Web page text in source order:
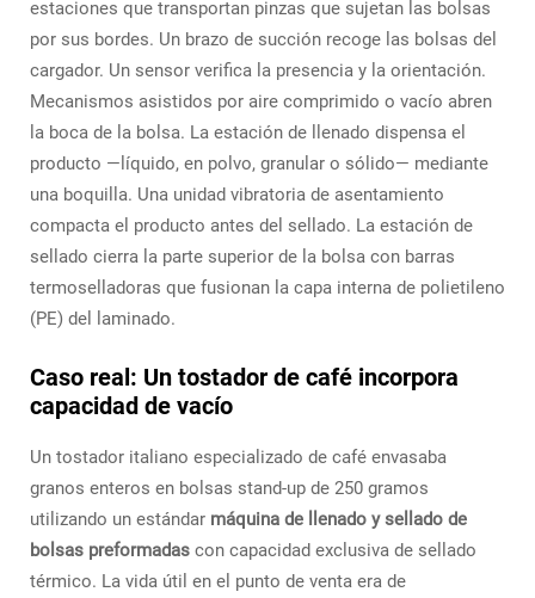
estaciones que transportan pinzas que sujetan las bolsas
por sus bordes. Un brazo de succión recoge las bolsas del
cargador. Un sensor verifica la presencia y la orientación.
Mecanismos asistidos por aire comprimido o vacío abren
la boca de la bolsa. La estación de llenado dispensa el
producto —líquido, en polvo, granular o sólido— mediante
una boquilla. Una unidad vibratoria de asentamiento
compacta el producto antes del sellado. La estación de
sellado cierra la parte superior de la bolsa con barras
termoselladoras que fusionan la capa interna de polietileno
(PE) del laminado.
Caso real: Un tostador de café incorpora
capacidad de vacío
Un tostador italiano especializado de café envasaba
granos enteros en bolsas stand-up de 250 gramos
utilizando un estándar máquina de llenado y sellado de
bolsas preformadas con capacidad exclusiva de sellado
térmico. La vida útil en el punto de venta era de